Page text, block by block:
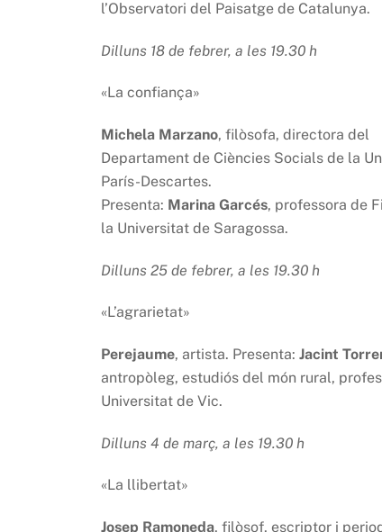
l’Observatori del Paisatge de Catalunya.
Dilluns 18 de febrer, a les 19.30 h
«La confiança»
Michela Marzano, filòsofa, directora del
Departament de Ciències Socials de la
París-Descartes.
Presenta: Marina Garcés, professora de
la Universitat de Saragossa.
Dilluns 25 de febrer, a les 19.30 h
«L’agrarietat»
Perejaume, artista. Presenta: Jacint
antropòleg, estudiós del món rural,
Universitat de Vic.
Dilluns 4 de març, a les 19.30 h
«La llibertat»
Josep Ramoneda, filòsof, escriptor i